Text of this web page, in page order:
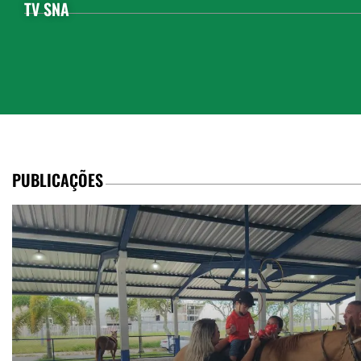
TV SNA
PUBLICAÇÕES